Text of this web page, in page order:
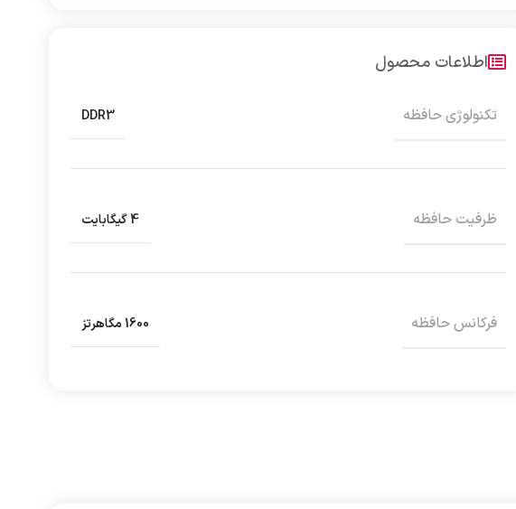
اطلاعات محصول
تکنولوژی حافظه DDR3
ظرفیت حافظه 4 گیگابایت
فرکانس حافظه 1600 مگاهرتز